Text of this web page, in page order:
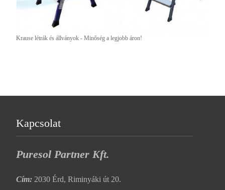
Krause létrák és állványok - Minőség a legjobb áron!
Kapcsolat
Puresol Partner Kft.
Cím: 2030 Érd, Riminyáki út 20.